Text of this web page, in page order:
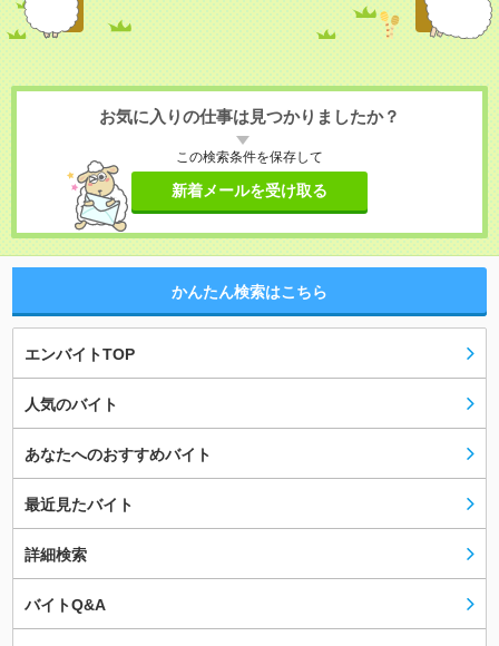
お気に入りの仕事は見つかりましたか？
この検索条件を保存して
新着メールを受け取る
かんたん検索はこちら
エンバイトTOP
人気のバイト
あなたへのおすすめバイト
最近見たバイト
詳細検索
バイトQ&A